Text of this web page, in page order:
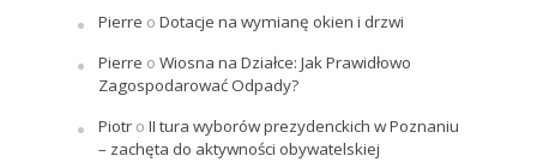
Pierre o Dotacje na wymianę okien i drzwi
Pierre o Wiosna na Działce: Jak Prawidłowo
Zagospodarować Odpady?
Piotro II tura wyborów prezydenckich w Poznaniu
– zachęta do aktywności obywatelskiej